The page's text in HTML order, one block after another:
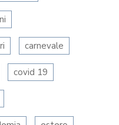
carnevale
covid 19